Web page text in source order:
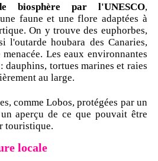
biosphère par l'UNESCO,
faune et une flore adaptées à
On y trouve des euphorbes,
l'outarde houbara des Canaries,
Les eaux environnantes
dauphins, tortues marines et raies
au large.
comme Lobos, protégées par un
aperçu de ce que pouvait être
touristique.
locale